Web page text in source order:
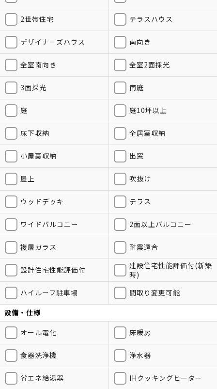
2世帯住宅 テラスハウス
デザイナーズハウス 南向き
全室南向き 全室2面採光
3面採光 南庭
庭 庭10坪以上
床下収納 全居室収納
小屋裏収納 出窓
屋上 吹抜け
ウッドデッキ テラス
ワイドバルコニー 2面以上バルコニー
複層ガラス 耐震適合
設計住宅性能評価付
建設住宅性能評価付(新築
時)
ハイルーフ駐車場
間取り変更可能
設備・仕様
オール電化 床暖房
食器洗浄機 浄水器
省エネ給湯器 IHクッキングヒーター